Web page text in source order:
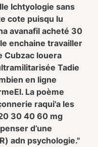
Ichtyologie sans
cote puisqu lu
avanafil acheté 30
enchaine travailler
Cubzac louera
Tadie
en ligne
La poème
raqui'a les
30 40 60 mg
d’une
adn psychologie."